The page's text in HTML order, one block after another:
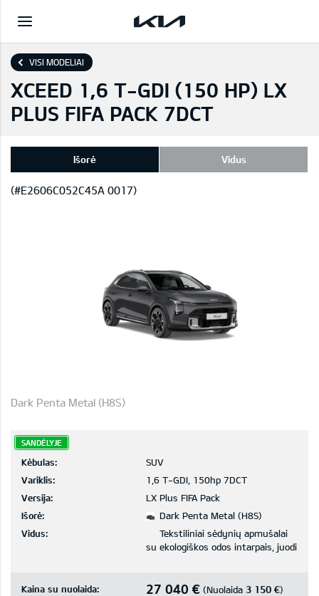
VISI MODELIAI
XCEED 1,6 T-GDI (150 HP) LX
PLUS FIFA PACK 7DCT
Išorė Vidus
(#E2606C052C45A 0017)
Dark Penta Metal (H8S)
SANDĖLYJE
Kėbulas:
SUV
Variklis:
1,6 T-GDI, 150hp 7DCT
Versija:
LX Plus FIFA Pack
Išorė:
Dark Penta Metal (H8S)
Vidus:
Tekstiliniai sėdynių apmušalai
su ekologiškos odos intarpais, juodi
Kaina su nuolaida: 27 040 € (Nuolaida 3 150 €)